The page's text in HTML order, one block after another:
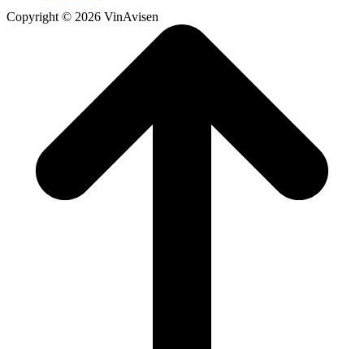
Copyright © 2026 VinAvisen